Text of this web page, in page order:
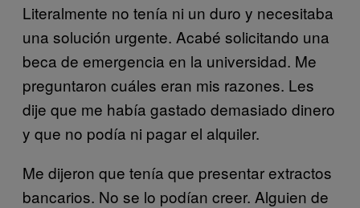
Literalmente no tenía ni un duro y necesitaba
una solución urgente. Acabé solicitando una
beca de emergencia en la universidad. Me
preguntaron cuáles eran mis razones. Les
dije que me había gastado demasiado dinero
y que no podía ni pagar el alquiler.
Me dijeron que tenía que presentar extractos
bancarios. No se lo podían creer. Alguien de